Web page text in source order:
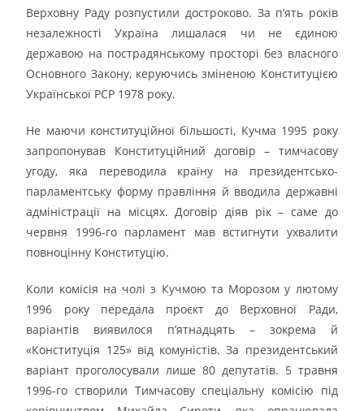
Верховну Раду розпустили достроково. За п’ять років
незалежності Україна лишалася чи не єдиною
державою на пострадянському просторі без власного
Основного Закону, керуючись зміненою Конституцією
Української РСР 1978 року.
Не маючи конституційної більшості, Кучма 1995 року
запропонував Конституційний договір – тимчасову
угоду, яка переводила країну на президентсько-
парламентську форму правління й вводила державні
адміністрації на місцях. Договір діяв рік – саме до
червня 1996-го парламент мав встигнути ухвалити
повноцінну Конституцію.
Коли комісія на чолі з Кучмою та Морозом у лютому
1996 року передала проєкт до Верховної Ради,
варіантів виявилося п’ятнадцять – зокрема й
«Конституція 125» від комуністів. За президентський
варіант проголосували лише 80 депутатів. 5 травня
1996-го створили Тимчасову спеціальну комісію під